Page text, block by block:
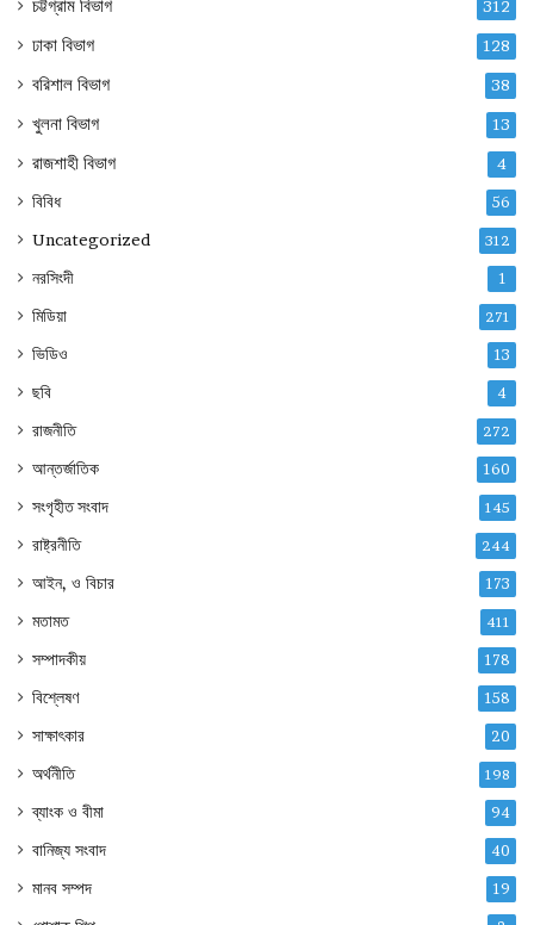
চট্টগ্রাম বিভাগ 312
ঢাকা বিভাগ 128
বরিশাল বিভাগ 38
খুলনা বিভাগ 13
রাজশাহী বিভাগ 4
বিবিধ 56
Uncategorized 312
নরসিংদী 1
মিডিয়া 271
ভিডিও 13
ছবি 4
রাজনীতি 272
আন্তর্জাতিক 160
সংগৃহীত সংবাদ 145
রাষ্ট্রনীতি 244
আইন, ও বিচার 173
মতামত 411
সম্পাদকীয় 178
বিশ্লেষণ 158
সাক্ষাৎকার 20
অর্থনীতি 198
ব্যাংক ও বীমা 94
বানিজ্য সংবাদ 40
মানব সম্পদ 19